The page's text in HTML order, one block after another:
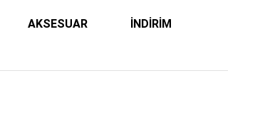
AKSESUAR İNDİRİM